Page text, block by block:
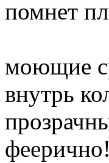
помнет
моющие
внутрь
феерично!